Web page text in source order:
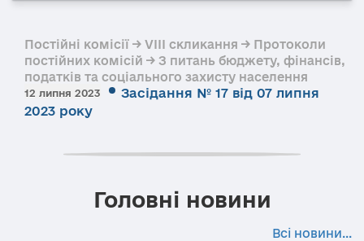
Постійні комісії → VIII скликання → Протоколи
постійних комісій → З питань бюджету, фінансів,
податків та соціального захисту населення
12 липня 2023
Засідання № 17 від 07 липня
2023 року
Головні новини
Всі новини...